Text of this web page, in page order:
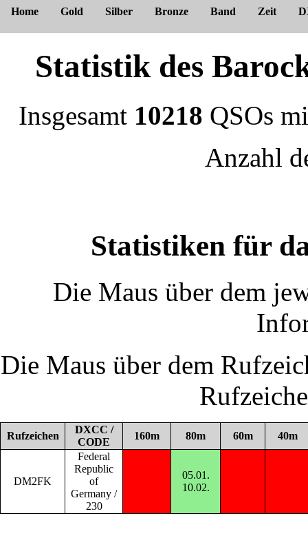
Home Gold Silber Bronze Band Zeit
Statistik des
Insgesamt 10218 QSOs
Anzahl
Statistiken für
Die Maus über dem
Die Maus über dem
Rufzeichen
DXCC /
CODE
160m 80m 60m 40m
DM2FK
Federal
Republic
of
Germany /
230
05.01.
10.02.